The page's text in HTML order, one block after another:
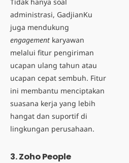
administrasi, GadjianKu
juga mendukung
engagement karyawan
melalui fitur pengiriman
ucapan ulang tahun atau
ucapan cepat sembuh. Fitur
ini membantu menciptakan
suasana kerja yang lebih
hangat dan suportif di
lingkungan perusahaan.
3. Zoho People